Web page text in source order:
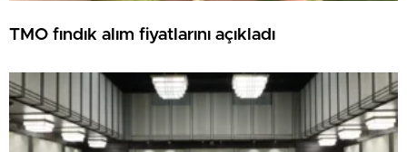
TMO fındık alım fiyatlarını açıkladı